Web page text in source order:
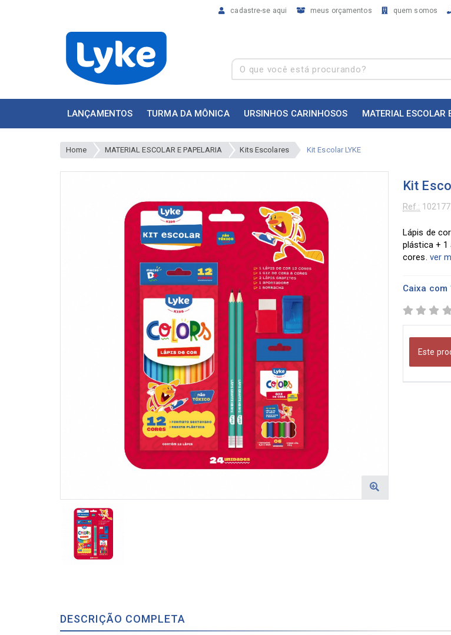
cadastre-se aqui meus orçamentos quem somos
LANÇAMENTOS TURMA DA MÔNICA URSINHOS CARINHOSOS MATERIAL ESCOLAR
Home MATERIAL ESCOLAR E PAPELARIA Kits Escolares Kit Escolar LYKE
Kit
Ref.: 102177
Lápis de
plástica +
cores. ver
Caixa com
Este
DESCRIÇÃO COMPLETA